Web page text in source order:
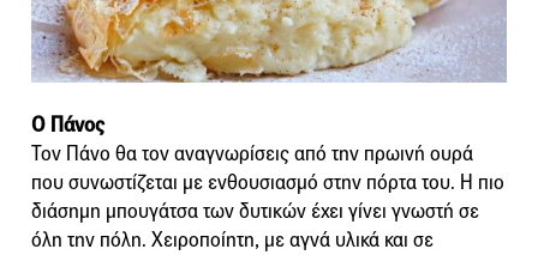
Ο Πάνος
Τον Πάνο θα τον αναγνωρίσεις από την πρωινή ουρά
που συνωστίζεται με ενθουσιασμό στην πόρτα του. Η πιο
διάσημη μπουγάτσα των δυτικών έχει γίνει γνωστή σε
όλη την πόλη. Χειροποίητη, με αγνά υλικά και σε